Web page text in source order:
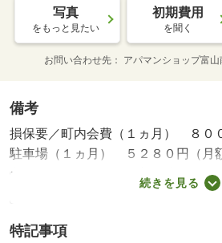
写真
をもっと見たい
初期費用
を聞く
お問い合わせ先 アパマンショップ富山
備考
損保要／町内会費（１ヵ月） ８０
駐車場（１ヵ月） ５２８０円（月
必：１０，０００円／入居時、以降
月（入居期間中）、他プラン有／ペ
リーニング費用（退去時）６６００
続きを見る
特記事項